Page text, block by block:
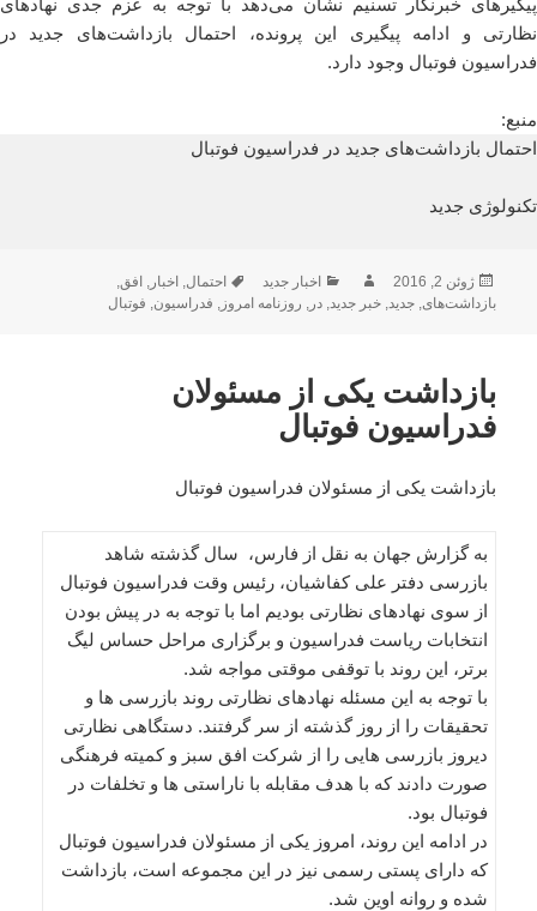
پیگیرهای خبرنگار تسنیم نشان می‌دهد با توجه به عزم جدی نهادهای
نظارتی و ادامه پیگیری‌ این پرونده، احتمال بازداشت‌های جدید در
فدراسیون فوتبال وجود دارد.
منبع:
احتمال بازداشت‌های جدید در فدراسیون فوتبال
تکنولوژی جدید
ارسال
شده
ژوئن 2, 2016 نویسندهدسته‌ها
اخبار جدید برچسب‌ها
احتمال ,اخبار ,افق
بازداشت‌های ,جدید ,خبر جدید ,در روزنامه امروز فدراسیون فوتبال
بازداشت یکی از مسئولان
فدراسیون فوتبال
بازداشت یکی از مسئولان فدراسیون فوتبال
به گزارش جهان به نقل از فارس، سال گذشته شاهد
بازرسی دفتر علی کفاشیان، رئیس وقت فدراسیون فوتبال
از سوی نهادهای نظارتی بودیم اما با توجه به در پیش بودن
انتخابات ریاست فدراسیون و برگزاری مراحل حساس لیگ
برتر، این روند با توقفی موقتی مواجه شد.
با توجه به این مسئله نهادهای نظارتی روند بازرسی ها و
تحقیقات را از روز گذشته از سر گرفتند. دستگاهی نظارتی
دیروز بازرسی هایی را از شرکت افق سبز و کمیته فرهنگی
صورت دادند که با هدف مقابله با ناراستی ها و تخلفات در
فوتبال بود.
در ادامه این روند، امروز یکی از مسئولان فدراسیون فوتبال
که دارای پستی رسمی نیز در این مجموعه است، بازداشت
شده و روانه اوین شد.